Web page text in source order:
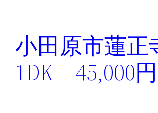
小田原市蓮正
1DK 45,000円